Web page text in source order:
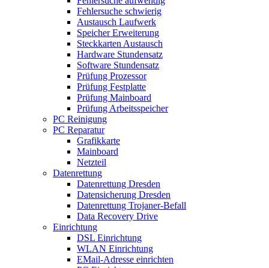
Fehlersuche schwierig
Austausch Laufwerk
Speicher Erweiterung
Steckkarten Austausch
Hardware Stundensatz
Software Stundensatz
Prüfung Prozessor
Prüfung Festplatte
Prüfung Mainboard
Prüfung Arbeitsspeicher
PC Reinigung
PC Reparatur
Grafikkarte
Mainboard
Netzteil
Datenrettung
Datenrettung Dresden
Datensicherung Dresden
Datenrettung Trojaner-Befall
Data Recovery Drive
Einrichtung
DSL Einrichtung
WLAN Einrichtung
EMail-Adresse einrichten